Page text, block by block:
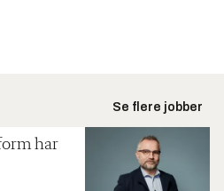
Se flere jobber
har